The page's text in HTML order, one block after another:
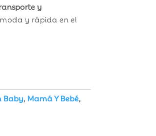
y
y rápida en el
Baby, Mamá Y Bebé,